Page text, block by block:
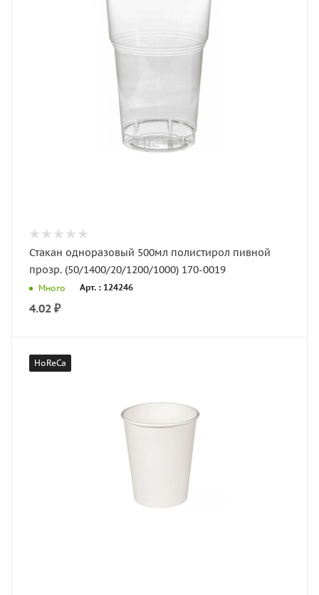
Стакан одноразовый 500мл полистирол пивной
прозр. (50/1400/20/1200/1000) 170-0019
Много Арт. : 124246
4.02 ₽
HoReCa